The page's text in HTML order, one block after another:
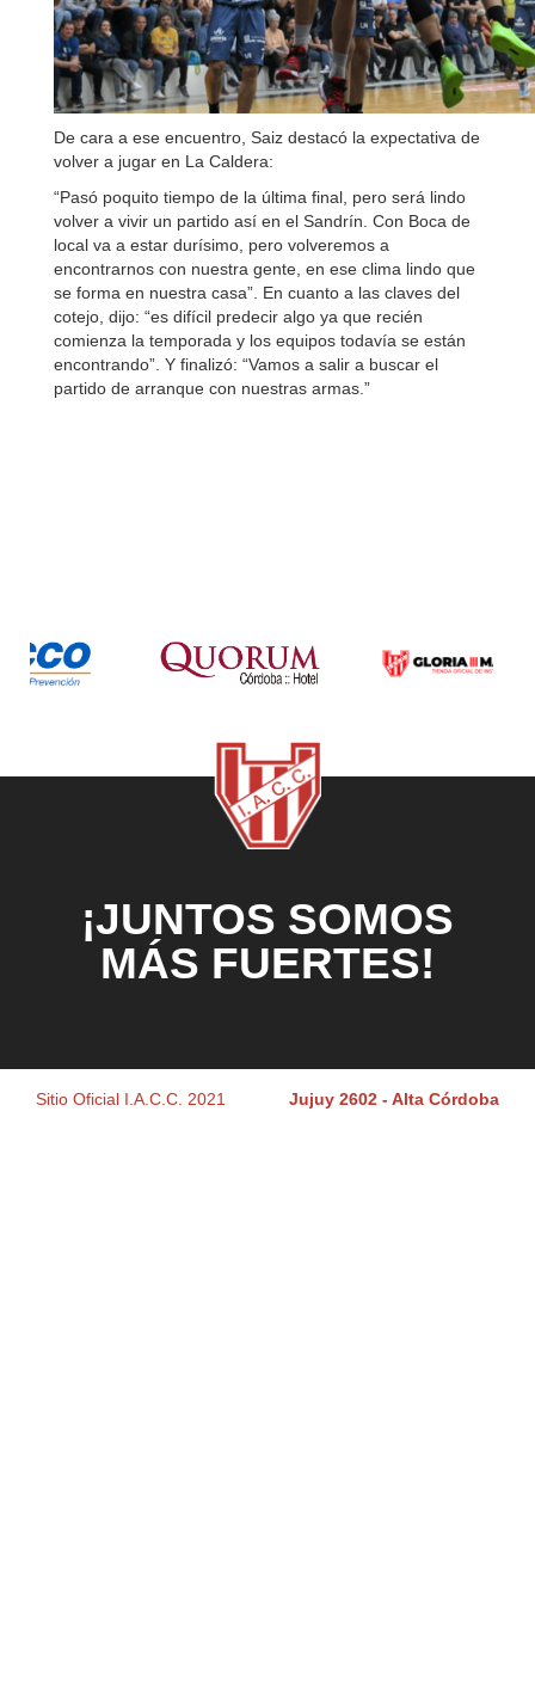
De cara a ese encuentro, Saiz destacó la expectativa de
volver a jugar en La Caldera:
“Pasó poquito tiempo de la última final, pero será lindo
volver a vivir un partido así en el Sandrín. Con Boca de
local va a estar durísimo, pero volveremos a
encontrarnos con nuestra gente, en ese clima lindo que
se forma en nuestra casa”. En cuanto a las claves del
cotejo, dijo: “es difícil predecir algo ya que recién
comienza la temporada y los equipos todavía se están
encontrando”. Y finalizó: “Vamos a salir a buscar el
partido de arranque con nuestras armas.”
¡JUNTOS SOMOS
MÁS FUERTES!
Sitio Oficial I.A.C.C. 2021 Jujuy 2602 - Alta Córdoba